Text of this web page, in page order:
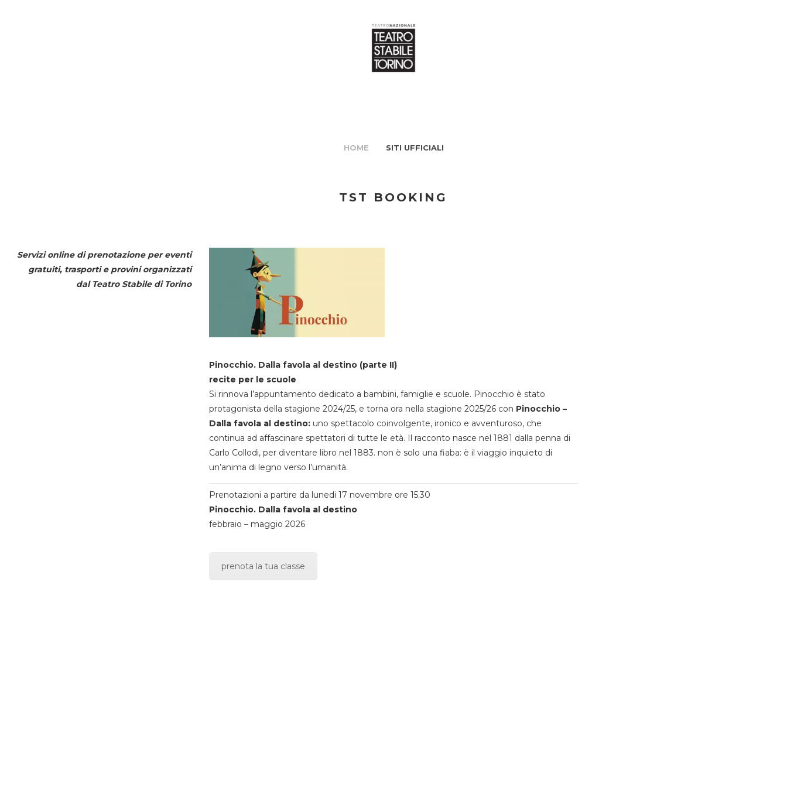
HOME SITI UFFICIALI
TST BOOKING
Servizi online di prenotazione per eventi
gratuiti, trasporti e provini organizzati
dal Teatro Stabile di Torino
Pinocchio. Dalla favola al destino (parte II)
recite per le scuole
Si rinnova l’appuntamento dedicato a bambini, famiglie e scuole. Pinocchio è stato
protagonista della stagione 2024/25, e torna ora nella stagione 2025/26 con Pinocchio –
Dalla favola al destino:uno spettacolo coinvolgente, ironico e avventuroso, che
continua ad affascinare spettatori di tutte le età. Il racconto nasce nel 1881 dalla penna di
Carlo Collodi, per diventare libro nel 1883. non è solo una fiaba: è il viaggio inquieto di
un’anima di legno verso l’umanità.
Prenotazioni a partire da lunedi 17 novembre ore 15.30
Pinocchio. Dalla favola al destino
febbraio – maggio 2026
prenota la tua classe